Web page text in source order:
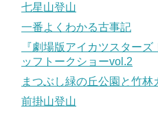
七星山登山
一番よくわかる古事記
『劇場版アイカツスター
ッフトークショーvol.2
まつぶし緑の丘公園と竹林
前掛山登山